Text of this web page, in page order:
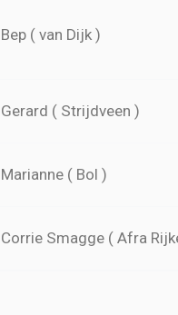
Bep ( van Dijk )
Gerard ( Strijdveen )
Marianne ( Bol )
Corrie Smagge ( Afra